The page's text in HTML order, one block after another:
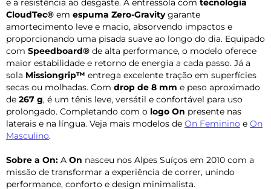
e a resistência ao desgaste. A entressola com tecnologia
CloudTec® em espuma Zero-Gravitygarante
amortecimento leve e macio, absorvendo impactos e
proporcionando uma pisada suave ao longo do dia. Equipado
com Speedboard® de alta performance, o modelo oferece
maior estabilidade e retorno de energia a cada passo. Já a
sola Missiongrip™ entrega excelente tração em superfícies
secas ou molhadas. Com drop de 8 mm e peso aproximado
de 267 g, é um tênis leve, versátil e confortável para uso
prolongado. Completando com o logo On presente nas
laterais e na língua. Veja mais modelos de On Feminino e On
Masculino.
Sobre a On: A On nasceu nos Alpes Suíços em 2010 com a
missão de transformar a experiência de correr, unindo
performance, conforto e design minimalista.